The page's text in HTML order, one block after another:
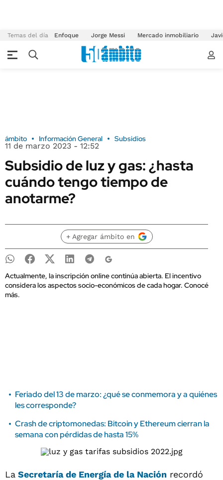
Temas del día Enfoque Jorge Messi Mercado inmobiliario
ámbito Información General Subsidios
11 de marzo 2023 - 12:52
Subsidio de luz y gas: ¿hasta
cuándo tengo tiempo de
anotarme?
+ Agregar ámbito en
Actualmente, la inscripción online continúa abierta. El incentivo
considera los aspectos socio-económicos de cada hogar. Conocé
más.
Feriado del 13 de marzo: ¿qué se conmemora y a quiénes
les corresponde?
Crash de criptomonedas: Bitcoin y Ethereum cierran la
semana con pérdidas de hasta 15%
La Secretaría de Energía de la Nación recordó